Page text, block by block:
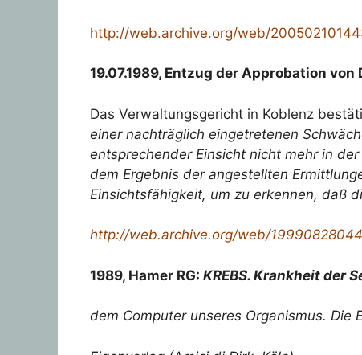
http://web.archive.org/web/
19.07.1989, Entzug der Approbation von
Das Verwaltungsgericht in Koblenz
einer nachträglich eingetretenen
entsprechender Einsicht nicht mehr in
dem Ergebnis der angestellten
Einsichtsfähigkeit, um zu erkennen, daß
http://web.archive.org/web/
1989, Hamer RG: KREBS. Krankheit der
dem Computer unseres Organismus. Die